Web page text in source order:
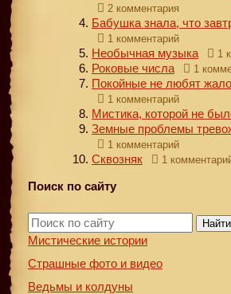
2 комментария
Бабушка знала, что
1 комментарий
Необычная музыка 1
Роковые числа 1
Покойные не любят
1 комментарий
Мистика, которой не
Земные проблемы
1 комментарий
Сквозняк 1
Поиск по сайту
Найти
Мистические истории
Страшные фото и видео
Ведьмы и колдуны